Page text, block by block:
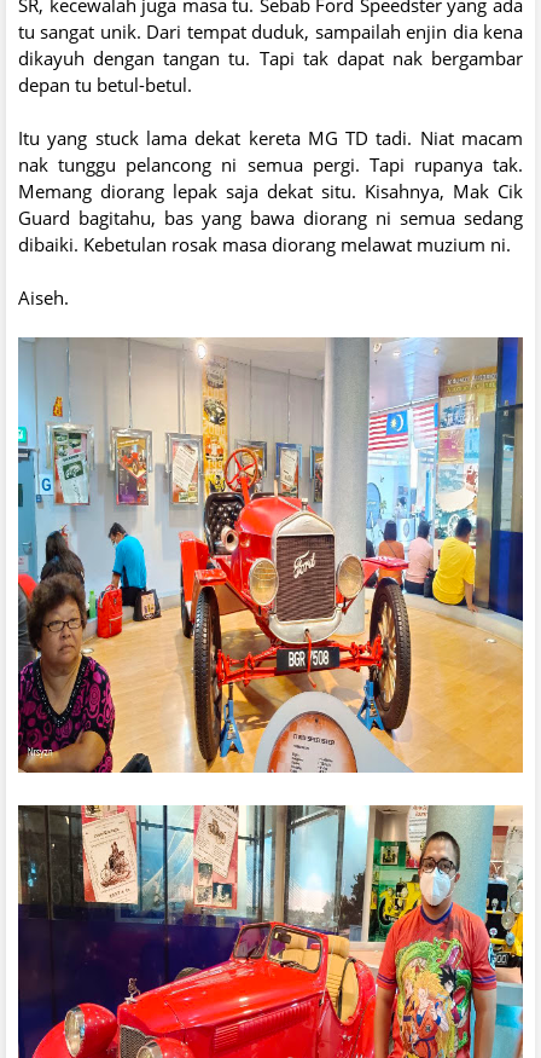
tu sangat unik. Dari tempat duduk, sampailah enjin dia kena
dikayuh dengan tangan tu. Tapi tak dapat nak bergambar
depan tu betul-betul.
Itu yang stuck lama dekat kereta MG TD tadi. Niat macam
nak tunggu pelancong ni semua pergi. Tapi rupanya tak.
Memang diorang lepak saja dekat situ. Kisahnya, Mak Cik
Guard bagitahu, bas yang bawa diorang ni semua sedang
dibaiki. Kebetulan rosak masa diorang melawat muzium ni.
Aiseh.